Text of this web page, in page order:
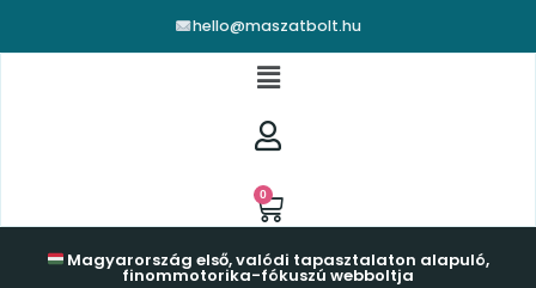
hello@maszatbolt.hu
0
Magyarország első, valódi tapasztalaton alapuló,
finommotorika-fókuszú webboltja